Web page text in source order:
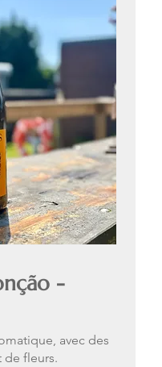
-
avec des
de fleurs.